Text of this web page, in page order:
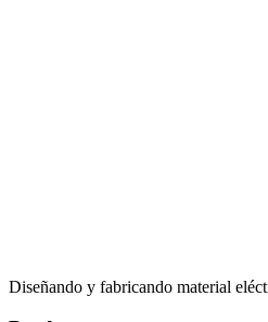
Diseñando y fabricando material